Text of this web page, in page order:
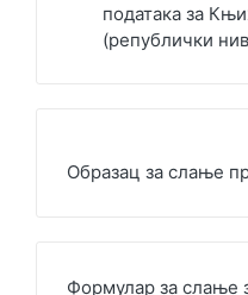
података за
(републички
Образац за слање
Формулар за слање